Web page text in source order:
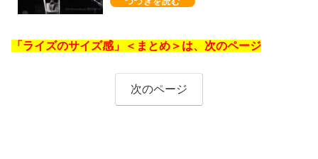
「ライズのサイズ感」＜まとめ＞は、次のページ
次のページ